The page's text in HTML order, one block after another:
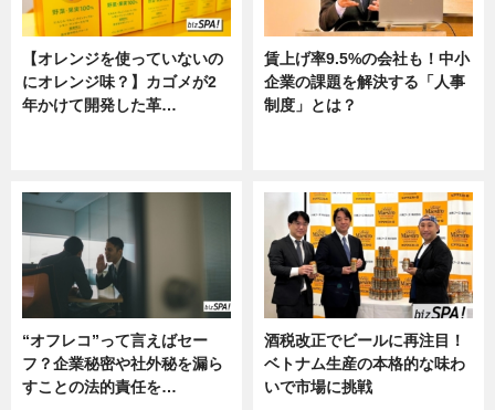
【オレンジを使っていないの
にオレンジ味？】カゴメが2
年かけて開発した革…
賃上げ率9.5%の会社も！中小
企業の課題を解決する「人事
制度」とは？
“オフレコ”って言えばセー
フ？企業秘密や社外秘を漏ら
すことの法的責任を…
酒税改正でビールに再注目！
ベトナム生産の本格的な味わ
いで市場に挑戦